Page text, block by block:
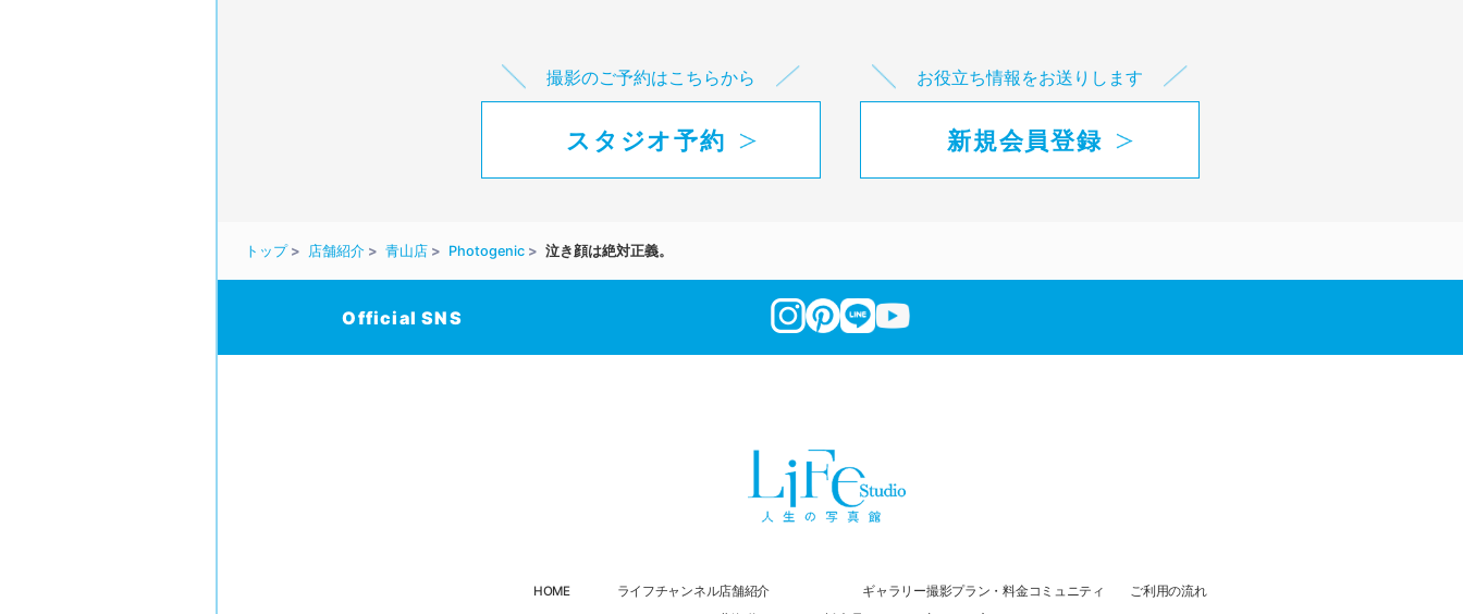
撮影のご予約はこちらから
スタジオ予約
お役立ち情報をお送りします
新規会員登録
トップ 店舗紹介 青山店 Photogenic 泣き顔は絶対正義。
Official SNS
HOME
ライフチャンネル店舗紹介
ギャラリー撮影プラン・料金コミュニティ
ご利用の流れ